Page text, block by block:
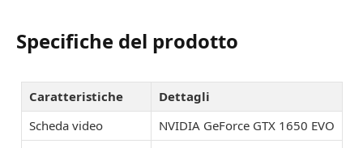
Specifiche del prodotto
Caratteristiche
Dettagli
Scheda video
NVIDIA GeForce GTX 1650 EVO